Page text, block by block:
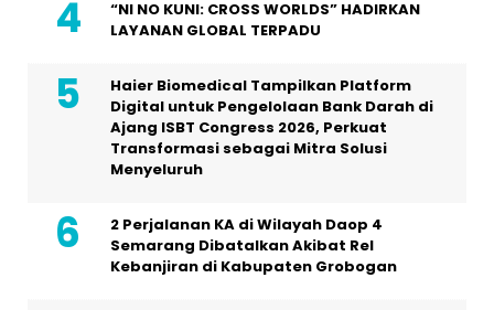
“NI NO KUNI: CROSS WORLDS” HADIRKAN
LAYANAN GLOBAL TERPADU
Haier Biomedical Tampilkan Platform
Digital untuk Pengelolaan Bank Darah di
Ajang ISBT Congress 2026, Perkuat
Transformasi sebagai Mitra Solusi
Menyeluruh
2 Perjalanan KA di Wilayah Daop 4
Semarang Dibatalkan Akibat Rel
Kebanjiran di Kabupaten Grobogan